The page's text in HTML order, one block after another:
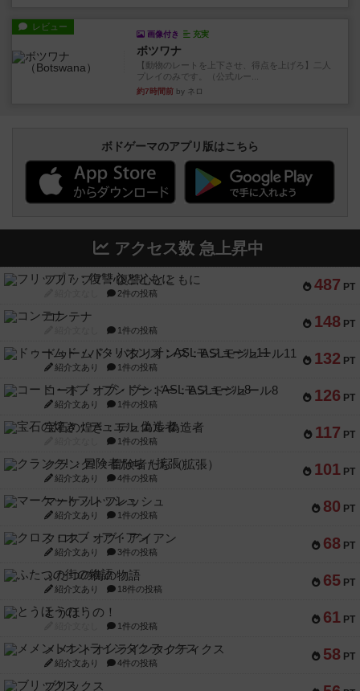
レビュー
画像付き 充実
ボツワナ
【動物のレートを上下させ、得点を上げろ】二人
プレイのみです。（公式ルー...
約7時間前 by ネロ
ボドゲーマのアプリ版はこちら
アクセス数 急上昇中
487 PT
フリップ７：復讐心とともに
2件の投稿
148 PT
コンテナ
1件の投稿
132 PT
ドゥームド・バタリオンズ：ASLモジュール11
紹介文あり 1件の投稿
126 PT
コード・オブ・ブシドー：ASLモジュール8
紹介文あり 1件の投稿
117 PT
宝石の煌き：デュエル 偽造者
1件の投稿
101 PT
クランク! ：冒険者たち（拡張）
紹介文あり 4件の投稿
80 PT
マーケットフレッシュ
紹介文あり 1件の投稿
68 PT
クロス・オブ・アイアン
紹介文あり 3件の投稿
65 PT
ふたつの街の物語
紹介文あり 18件の投稿
61 PT
とうほうの！
1件の投稿
58 PT
メメントオンラインタクティクス
紹介文あり 4件の投稿
ブリックス